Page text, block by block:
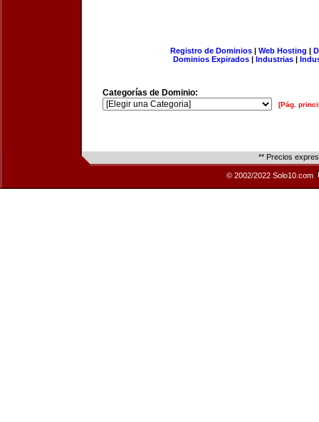
Registro de Dominios| Web Hosting |
Dominios Expirados | Industrias |
Categorías de Dominio:
[Pág.
** Precios
© 2002/2022 Solo10.com